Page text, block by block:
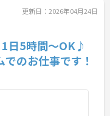
更新日：2026年04月24日
1日5時間～OK♪
のお仕事です！